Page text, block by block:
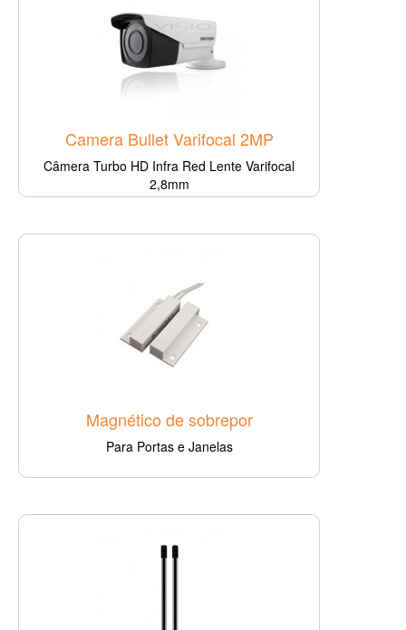
Camera Bullet Varifocal 2MP
Câmera Turbo HD Infra Red Lente Varifocal
2,8mm
Magnético de sobrepor
Para Portas e Janelas